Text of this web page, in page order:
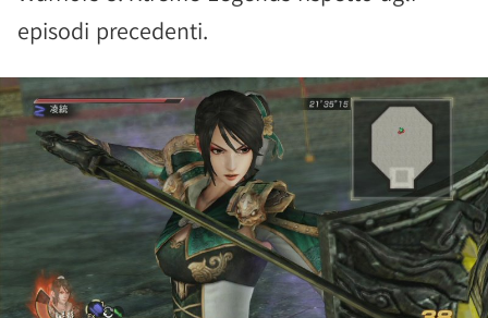
episodi precedenti.